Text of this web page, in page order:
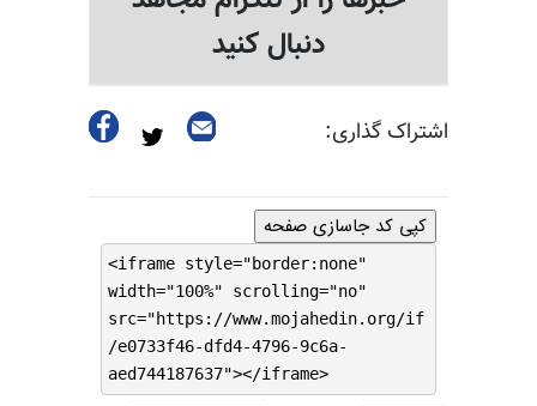
دنبال کنید
اشتراک گذاری:
کپی کد جاسازی صفحه
<iframe style="border:none"
width="100%" scrolling="no"
src="https://www.mojahedin.org/if
/e0733f46-dfd4-4796-9c6a-
aed744187637"></iframe>